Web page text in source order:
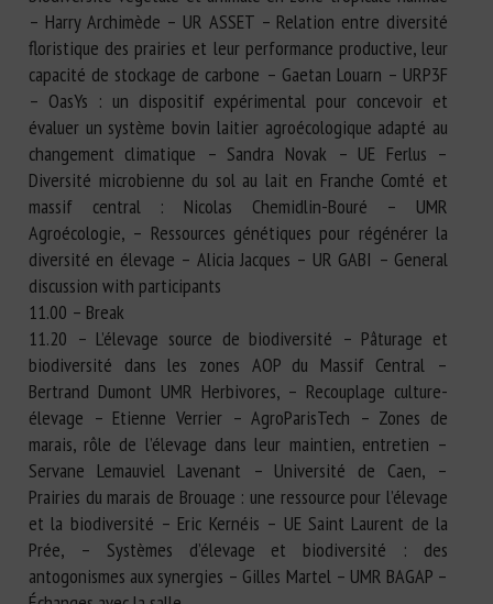
– Harry Archimède – UR ASSET – Relation entre diversité
floristique des prairies et leur performance productive, leur
capacité de stockage de carbone – Gaetan Louarn – URP3F
– OasYs : un dispositif expérimental pour concevoir et
évaluer un système bovin laitier agroécologique adapté au
changement climatique – Sandra Novak – UE Ferlus –
Diversité microbienne du sol au lait en Franche Comté et
massif central : Nicolas Chemidlin-Bouré – UMR
Agroécologie, – Ressources génétiques pour régénérer la
diversité en élevage – Alicia Jacques – UR GABI – General
discussion with participants
11.00 – Break
11.20 – L’élevage source de biodiversité – Pâturage et
biodiversité dans les zones AOP du Massif Central –
Bertrand Dumont UMR Herbivores, – Recouplage culture-
élevage – Etienne Verrier – AgroParisTech – Zones de
marais, rôle de l’élevage dans leur maintien, entretien –
Servane Lemauviel Lavenant – Université de Caen, –
Prairies du marais de Brouage : une ressource pour l’élevage
et la biodiversité – Eric Kernéis – UE Saint Laurent de la
Prée, – Systèmes d’élevage et biodiversité : des
antogonismes aux synergies – Gilles Martel – UMR BAGAP –